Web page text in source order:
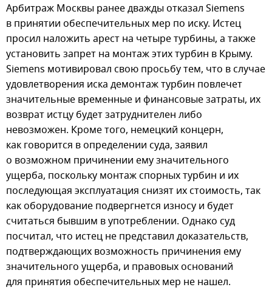
Арбитраж Москвы ранее дважды отказал Siemens
в принятии обеспечительных мер по иску. Истец
просил наложить арест на четыре турбины, а также
установить запрет на монтаж этих турбин в Крыму.
Siemens мотивировал свою просьбу тем, что в случае
удовлетворения иска демонтаж турбин повлечет
значительные временные и финансовые затраты, их
возврат истцу будет затруднителен либо
невозможен. Кроме того, немецкий концерн,
как говорится в определении суда, заявил
о возможном причинении ему значительного
ущерба, поскольку монтаж спорных турбин и их
последующая эксплуатация снизят их стоимость, так
как оборудование подвергнется износу и будет
считаться бывшим в употреблении. Однако суд
посчитал, что истец не представил доказательств,
подтверждающих возможность причинения ему
значительного ущерба, и правовых оснований
для принятия обеспечительных мер не нашел.